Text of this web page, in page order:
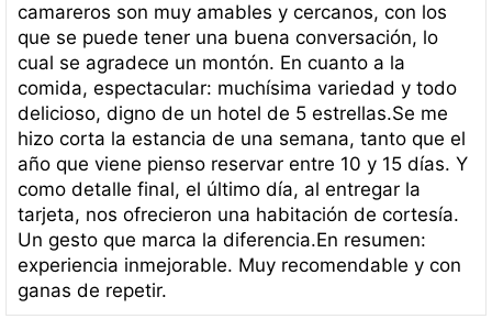
camareros son muy amables y cercanos, con los
que se puede tener una buena conversación, lo
cual se agradece un montón. En cuanto a la
comida, espectacular: muchísima variedad y todo
delicioso, digno de un hotel de 5 estrellas.Se me
hizo corta la estancia de una semana, tanto que el
año que viene pienso reservar entre 10 y 15 días. Y
como detalle final, el último día, al entregar la
tarjeta, nos ofrecieron una habitación de cortesía.
Un gesto que marca la diferencia.En resumen:
experiencia inmejorable. Muy recomendable y con
ganas de repetir.